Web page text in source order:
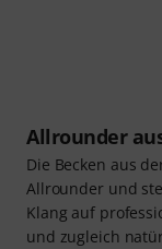
Allrounder
Die Becken aus
Allrounder und
Klang auf
und zugleich